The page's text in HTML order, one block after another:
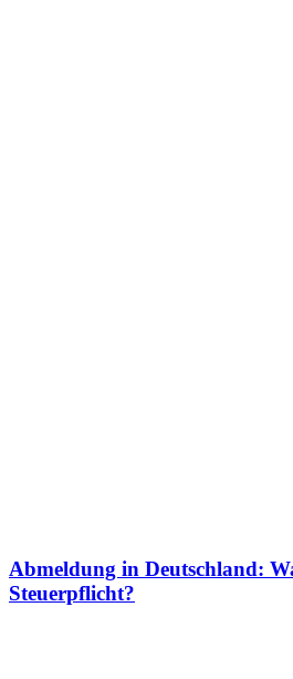
Abmeldung in Deutschland:
Steuerpflicht?